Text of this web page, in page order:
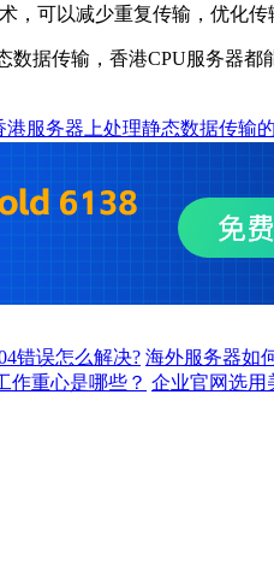
，可以减少重复传输，优化传
传输，香港CPU服务器都
港服务器上处理静态数据传输
错误怎么解决? 海外服务器如
作重心是哪些？ 企业官网选用